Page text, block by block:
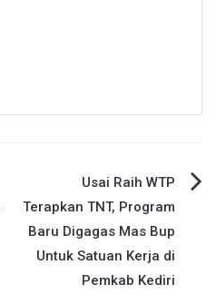
Usai Raih WTP
Terapkan TNT, Program
Baru Digagas Mas Bup
Untuk Satuan Kerja di
Pemkab Kediri